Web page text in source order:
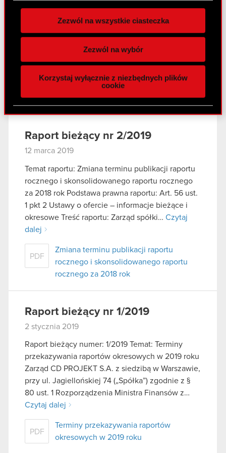
zgodę w dowolnej chwili.
Wykorzystujemy pliki cookie do
funkcje społecznościowe i analizować ruch w
naszej witrynie. Informacje o tym, jak korzystasz
z naszej witryny, udostępniamy partnerom
Partnerzy mogą połączyć te informacje z innymi
danymi otrzymanymi od Ciebie lub uzyskanymi
korzystanie z naszej witryny, zgadasz się na
używanie plików cookie.
Zezwól na wszystkie ciasteczka
Zezwól na wybór
Korzystaj wyłącznie z niezbędnych plików
cookie
Czat z inwestorami
indywidualnymi – 27 marca 2019
27 marca 2019
Czat z inwestorami indywidualnymi - 27
marca 2019 r.
Raport bieżący nr 2/2019
12 marca 2019
Temat raportu: Zmiana terminu publikacji raportu
rocznego i skonsolidowanego raportu rocznego
za 2018 rok Podstawa prawna raportu: Art. 56 ust.
1 pkt 2 Ustawy o ofercie – informacje bieżące i
okresowe Treść raportu: Zarząd spółki… Czytaj
dalej
PDF
Zmiana terminu publikacji raportu
rocznego i skonsolidowanego raportu
rocznego za 2018 rok
Raport bieżący nr 1/2019
2 stycznia 2019
Raport bieżący numer: 1/2019 Temat: Terminy
przekazywania raportów okresowych w 2019 roku
Zarząd CD PROJEKT S.A. z siedzibą w Warszawie,
przy ul. Jagiellońskiej 74 („Spółka”) zgodnie z §
80 ust. 1 Rozporządzenia Ministra Finansów z…
Czytaj dalej
PDF
Terminy przekazywania raportów
okresowych w 2019 roku